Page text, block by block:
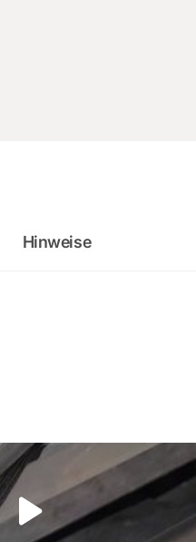
Hinweise